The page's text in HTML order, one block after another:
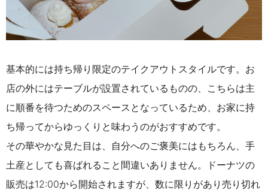
基本的には持ち帰り限定のテイクアウトスタイルです。お
店の外にはテーブルが設置されているものの、こちらは主
に順番を待つためのスペースとなっているため、お家に持
ち帰ってからゆっくりと味わうのがおすすめです。
その華やかな見た目は、自分へのご褒美にはもちろん、手
土産としても喜ばれること間違いありません。ドーナツの
販売は12:00から開始されますが、数に限りがあり売り切れ